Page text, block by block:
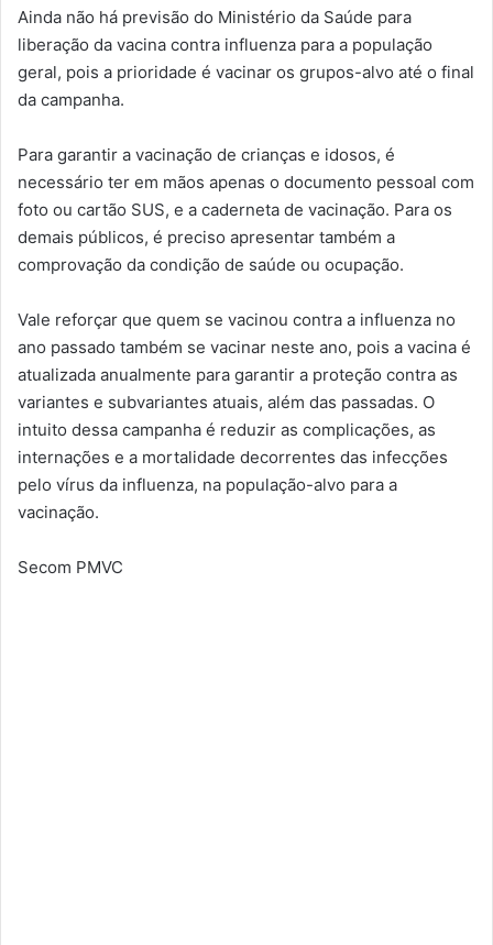
Ainda não há previsão do Ministério da Saúde para
liberação da vacina contra influenza para a população
geral, pois a prioridade é vacinar os grupos-alvo até o final
da campanha.
Para garantir a vacinação de crianças e idosos, é
necessário ter em mãos apenas o documento pessoal com
foto ou cartão SUS, e a caderneta de vacinação. Para os
demais públicos, é preciso apresentar também a
comprovação da condição de saúde ou ocupação.
Vale reforçar que quem se vacinou contra a influenza no
ano passado também se vacinar neste ano, pois a vacina é
atualizada anualmente para garantir a proteção contra as
variantes e subvariantes atuais, além das passadas. O
intuito dessa campanha é reduzir as complicações, as
internações e a mortalidade decorrentes das infecções
pelo vírus da influenza, na população-alvo para a
vacinação.
Secom PMVC